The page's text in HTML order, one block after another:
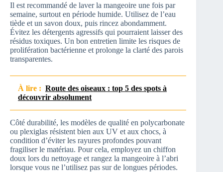
Il est recommandé de laver la mangeoire une fois par
semaine, surtout en période humide. Utilisez de l’eau
tiède et un savon doux, puis rincez abondamment.
Évitez les détergents agressifs qui pourraient laisser des
résidus toxiques. Un bon entretien limite les risques de
prolifération bactérienne et prolonge la clarté des parois
transparentes.
À lire : Route des oiseaux : top 5 des spots à
découvrir absolument
Côté durabilité, les modèles de qualité en polycarbonate
ou plexiglas résistent bien aux UV et aux chocs, à
condition d’éviter les rayures profondes pouvant
fragiliser le matériau. Pour cela, employez un chiffon
doux lors du nettoyage et rangez la mangeoire à l’abri
lorsque vous ne l’utilisez pas sur de longues périodes.